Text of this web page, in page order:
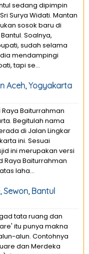
sedang dipimpin
Surya Widati. Mantan
sosok baru di
Soalnya,
sudah selama
mendampingi
tapi se...
Aceh, Yogyakarta
Baiturrahman
Begitulah nama
di Jalan Lingkar
ini. Sesuai
ini merupakan versi
Raya Baiturrahman
laha...
Sewon, Bantul
tata ruang dan
itu punya makna
alun. Contohnya
dan Merdeka